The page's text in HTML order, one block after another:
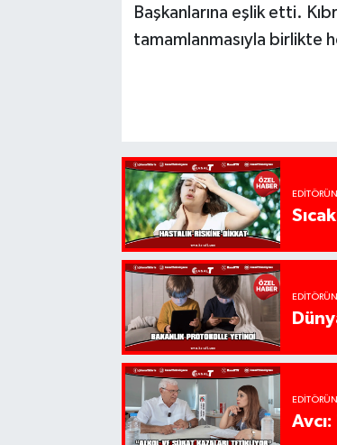
Başkanlarına eşlik etti.
tamamlanmasıyla birlikte